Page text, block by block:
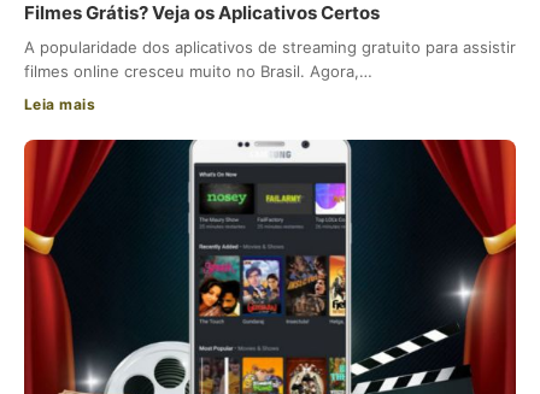
Filmes Grátis? Veja os Aplicativos Certos
A popularidade dos aplicativos de streaming gratuito para assistir
filmes online cresceu muito no Brasil. Agora,…
Leia mais